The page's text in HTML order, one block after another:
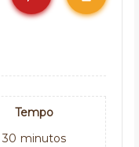
Tempo
30 minutos